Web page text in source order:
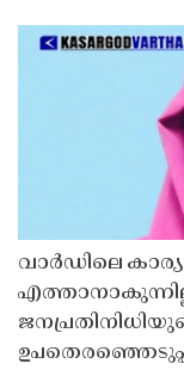
വാർഡിലെ